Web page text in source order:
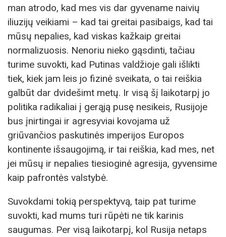
man atrodo, kad mes vis dar gyvename naivių
iliuzijų veikiami – kad tai greitai pasibaigs, kad tai
mūsų nepalies, kad viskas kažkaip greitai
normalizuosis. Nenoriu nieko gąsdinti, tačiau
turime suvokti, kad Putinas valdžioje gali išlikti
tiek, kiek jam leis jo fizinė sveikata, o tai reiškia
galbūt dar dvidešimt metų. Ir visą šį laikotarpį jo
politika radikaliai į gerąją pusę nesikeis, Rusijoje
bus įnirtingai ir agresyviai kovojama už
griūvančios paskutinės imperijos Europos
kontinente išsaugojimą, ir tai reiškia, kad mes, net
jei mūsų ir nepalies tiesioginė agresija, gyvensime
kaip pafrontės valstybė.
Suvokdami tokią perspektyvą, taip pat turime
suvokti, kad mums turi rūpėti ne tik karinis
saugumas. Per visą laikotarpį, kol Rusija netaps